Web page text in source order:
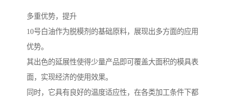
多重优势，提升
10号白油作为脱模剂的基础原料，展现出多方面的应用
优势。
其出色的延展性使得少量产品即可覆盖大面积的模具表
面，实现经济的使用效果。
同时，它具有良好的温度适应性，在各类加工条件下都